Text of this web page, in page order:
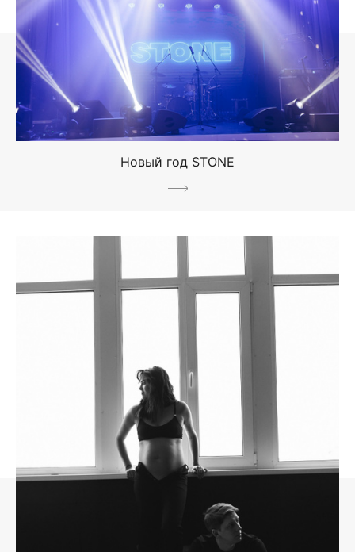
Новый год STONE